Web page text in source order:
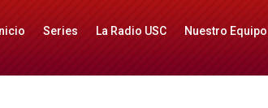
Inicio Series La Radio USC Nuestro Equipo